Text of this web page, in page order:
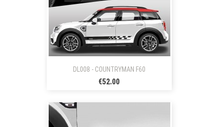
DL008 - COUNTRYMAN F60
€52.00